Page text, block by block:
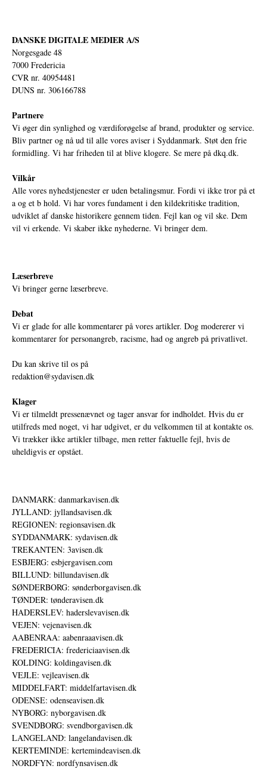
DANSKE DIGITALE MEDIER A/S
Norgesgade 48
7000 Fredericia
CVR nr. 40954481
DUNS nr. 306166788
Partnere
Vi øger din synlighed og værdiforøgelse af brand, produkter og service.
Bliv partner og nå ud til alle vores aviser i Syddanmark. Støt den frie
formidling. Vi har friheden til at blive klogere. Se mere på dkq.dk.
Vilkår
Alle vores nyhedstjenester er uden betalingsmur. Fordi vi ikke tror på et
a og et b hold. Vi har vores fundament i den kildekritiske tradition,
udviklet af danske historikere gennem tiden. Fejl kan og vil ske. Dem
vil vi erkende. Vi skaber ikke nyhederne. Vi bringer dem.
Læserbreve
Vi bringer gerne læserbreve.
Debat
Vi er glade for alle kommentarer på vores artikler. Dog modererer vi
kommentarer for personangreb, racisme, had og angreb på privatlivet.
Du kan skrive til os på
redaktion@sydavisen.dk
Klager
Vi er tilmeldt pressenævnet og tager ansvar for indholdet. Hvis du er
utilfreds med noget, vi har udgivet, er du velkommen til at kontakte os.
Vi trækker ikke artikler tilbage, men retter faktuelle fejl, hvis de
uheldigvis er opstået.
DANMARK: danmarkavisen.dk
JYLLAND: jyllandsavisen.dk
REGIONEN: regionsavisen.dk
SYDDANMARK: sydavisen.dk
TREKANTEN: 3avisen.dk
ESBJERG: esbjergavisen.com
BILLUND: billundavisen.dk
SØNDERBORG: sønderborgavisen.dk
TØNDER: tønderavisen.dk
HADERSLEV: haderslevavisen.dk
VEJEN: vejenavisen.dk
AABENRAA: aabenraaavisen.dk
FREDERICIA: fredericiaavisen.dk
KOLDING: koldingavisen.dk
VEJLE: vejleavisen.dk
MIDDELFART: middelfartavisen.dk
ODENSE: odenseavisen.dk
NYBORG: nyborgavisen.dk
SVENDBORG: svendborgavisen.dk
LANGELAND: langelandavisen.dk
KERTEMINDE: kertemindeavisen.dk
NORDFYN: nordfynsavisen.dk